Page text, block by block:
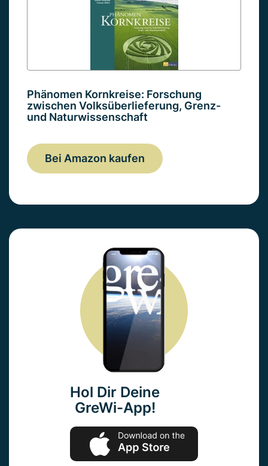
Phänomen Kornkreise: Forschung
zwischen Volksüberlieferung, Grenz-
und Naturwissenschaft
Bei Amazon kaufen
Hol Dir Deine
GreWi-App!